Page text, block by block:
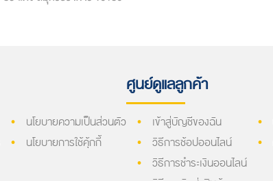
นโยบายความเป็นส่วนตัว
นโยบายการใช้คุ้กกี้
ศูนย์ดูแลลูกค้า
เข้าสู่บัญชีของฉัน
วิธีการช้อปออนไลน์
วิธีการชำระเงินออนไลน์